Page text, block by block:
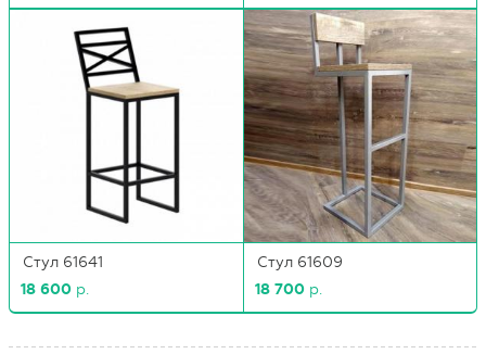
Стул 61641
18 600 р.
Стул 61609
18 700 р.